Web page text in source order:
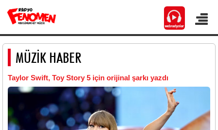
MÜZİK HABER
Taylor Swift, Toy Story 5 için orijinal şarkı yazdı